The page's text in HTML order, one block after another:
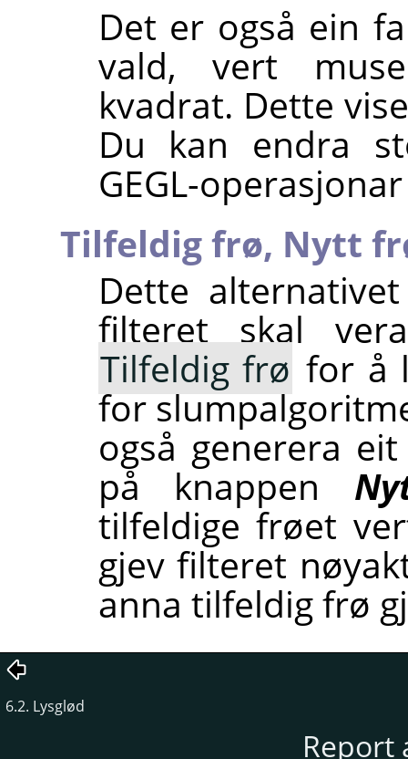
Det er også ein
vald, vert
kvadrat. Dette
Du kan endra
GEGL-
Tilfeldig frø, Nytt
Dette
filteret skal
Tilfeldig frø for å
for
også generera
på knappen
tilfeldige frøet
gjev filteret
anna tilfeldig frø
6.2. Lysglød
Report